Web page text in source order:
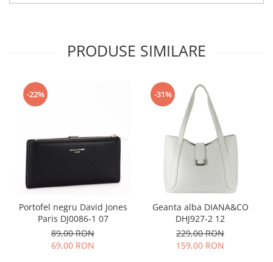
PRODUSE SIMILARE
-22%
Portofel negru David Jones
Paris DJ0086-1 07
89,00 RON
69,00 RON
-31%
Geanta alba DIANA&CO
DHJ927-2 12
229,00 RON
159,00 RON